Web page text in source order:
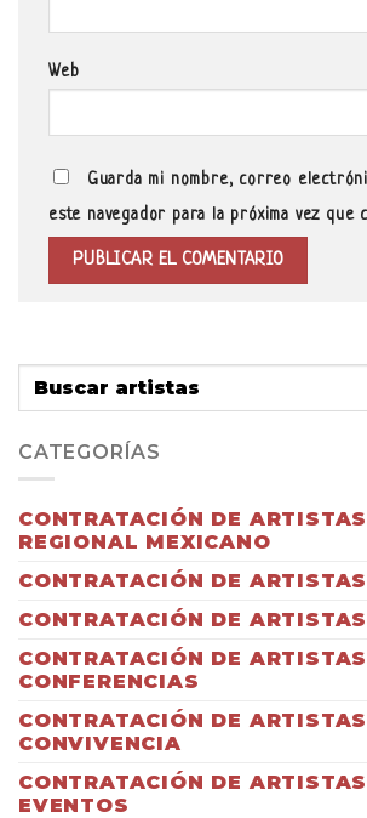
Web
Guarda mi nombre, correo
este navegador para la próxima vez que
CATEGORÍAS
CONTRATACIÓN DE
REGIONAL MEXICANO
CONTRATACIÓN DE
CONTRATACIÓN DE
CONTRATACIÓN DE
CONFERENCIAS
CONTRATACIÓN DE
CONVIVENCIA
CONTRATACIÓN DE
EVENTOS